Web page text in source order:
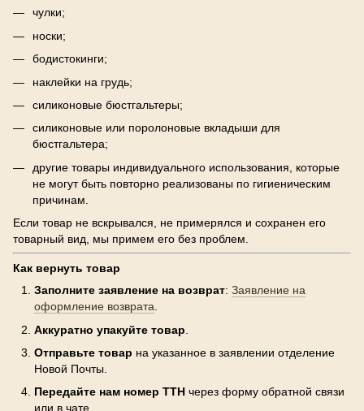
чулки;
носки;
бодистокинги;
наклейки на грудь;
силиконовые бюстгальтеры;
силиконовые или поролоновые вкладыши для
бюстгальтера;
другие товары индивидуального использования, которые
не могут быть повторно реализованы по гигиеническим
причинам.
Если товар не вскрывался, не примерялся и сохранен его
товарный вид, мы примем его без проблем.
Как вернуть товар
Заполните заявление на возврат: Заявление на
оформление возврата
Аккуратно упакуйте товар
Отправьте товар на указанное в заявлении отделение
Новой Почты.
Передайте нам номер ТТН через форму обратной связи
или в чате.